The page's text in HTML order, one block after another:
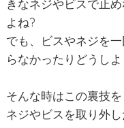
きなネジやビスで止
よね?
でも、ビスやネジを
らなかったりどうし
そんな時はこの裏技を
ネジやビスを取り外